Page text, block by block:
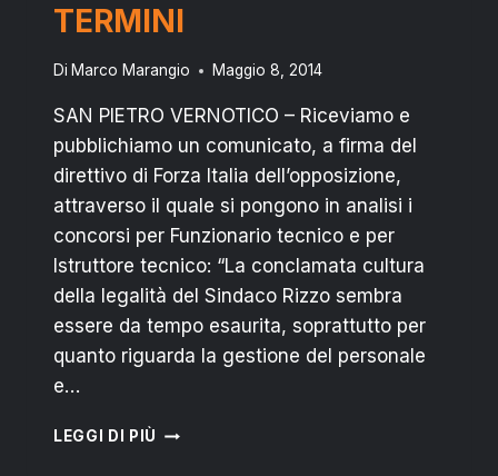
TERMINI
Di Marco Marangio Maggio 8, 2014
SAN PIETRO VERNOTICO – Riceviamo e
pubblichiamo un comunicato, a firma del
direttivo di Forza Italia dell’opposizione,
attraverso il quale si pongono in analisi i
concorsi per Funzionario tecnico e per
Istruttore tecnico: “La conclamata cultura
della legalità del Sindaco Rizzo sembra
essere da tempo esaurita, soprattutto per
quanto riguarda la gestione del personale
e…
LEGGI DI PIÙ S.